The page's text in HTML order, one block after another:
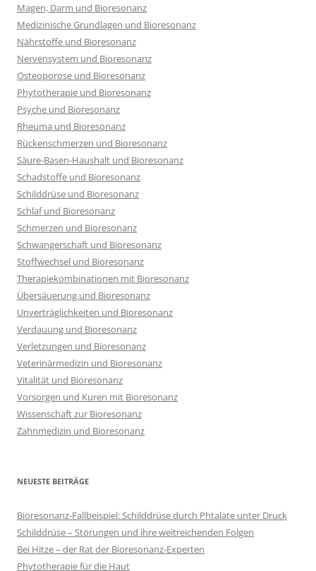
Magen, Darm und Bioresonanz
Medizinische Grundlagen und Bioresonanz
Nährstoffe und Bioresonanz
Nervensystem und Bioresonanz
Osteoporose und Bioresonanz
Phytotherapie und Bioresonanz
Psyche und Bioresonanz
Rheuma und Bioresonanz
Rückenschmerzen und Bioresonanz
Säure-Basen-Haushalt und Bioresonanz
Schadstoffe und Bioresonanz
Schilddrüse und Bioresonanz
Schlaf und Bioresonanz
Schmerzen und Bioresonanz
Schwangerschaft und Bioresonanz
Stoffwechsel und Bioresonanz
Therapiekombinationen mit Bioresonanz
Übersäuerung und Bioresonanz
Unverträglichkeiten und Bioresonanz
Verdauung und Bioresonanz
Verletzungen und Bioresonanz
Veterinärmedizin und Bioresonanz
Vitalität und Bioresonanz
Vorsorgen und Kuren mit Bioresonanz
Wissenschaft zur Bioresonanz
Zahnmedizin und Bioresonanz
NEUESTE BEITRÄGE
Bioresonanz-Fallbeispiel: Schilddrüse durch Phtalate unter Druck
Schilddrüse – Störungen und ihre weitreichenden Folgen
Bei Hitze – der Rat der Bioresonanz-Experten
Phytotherapie für die Haut